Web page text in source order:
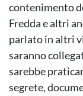
contenimento
Fredda e altri
parlato in altri
saranno
sarebbe
segrete,